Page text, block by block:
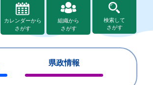
カレンダーから
さがす
組織から
さがす
検索して
さがす
県政情報